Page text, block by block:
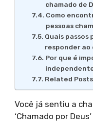
chamado de
Como
pessoas
Quais passos
responder ao
Por que é
Related Posts
Você já sentiu a
‘Chamado por